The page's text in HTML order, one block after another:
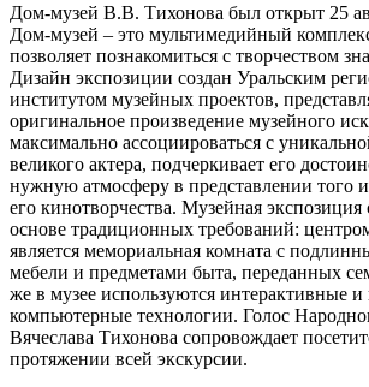
Дом-музей В.В. Тихонова был открыт 25
Дом-музей – это мультимедийный
позволяет познакомиться с творчеством
Дизайн экспозиции создан Уральским
институтом музейных проектов,
оригинальное произведение музейного
максимально ассоциироваться с
великого актера, подчеркивает его
нужную атмосферу в представлении того
его кинотворчества. Музейная экспозиция
основе традиционных требований:
является мемориальная комната с
мебели и предметами быта, переданных
же в музее используются интерактивные
компьютерные технологии. Голос
Вячеслава Тихонова сопровождает
протяжении всей экскурсии.